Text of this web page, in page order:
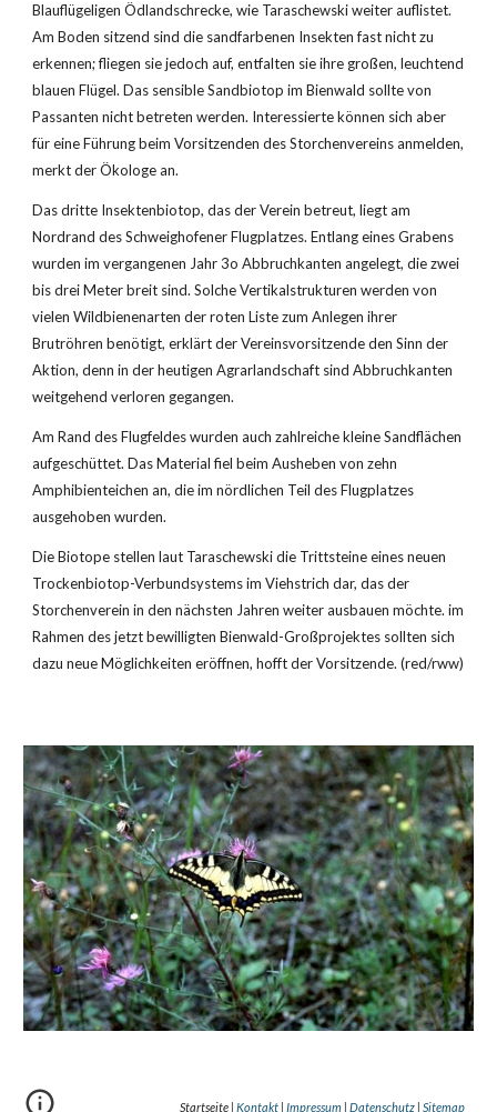
Blauflügeligen Ödlandschrecke, wie Taraschewski weiter auflistet.
Am Boden sitzend sind die sandfarbenen Insekten fast nicht zu
erkennen; fliegen sie jedoch auf, entfalten sie ihre großen, leuchtend
blauen Flügel. Das sensible Sandbiotop im Bienwald sollte von
Passanten nicht betreten werden. Interessierte können sich aber
für eine Führung beim Vorsitzenden des Storchenvereins anmelden,
merkt der Ökologe an.
Das dritte Insektenbiotop, das der Verein betreut, liegt am
Nordrand des Schweighofener Flugplatzes. Entlang eines Grabens
wurden im vergangenen Jahr 3o Abbruchkanten angelegt, die zwei
bis drei Meter breit sind. Solche Vertikalstrukturen werden von
vielen Wildbienenarten der roten Liste zum Anlegen ihrer
Brutröhren benötigt, erklärt der Vereinsvorsitzende den Sinn der
Aktion, denn in der heutigen Agrarlandschaft sind Abbruchkanten
weitgehend verloren gegangen.
Am Rand des Flugfeldes wurden auch zahlreiche kleine Sandflächen
aufgeschüttet. Das Material fiel beim Ausheben von zehn
Amphibienteichen an, die im nördlichen Teil des Flugplatzes
ausgehoben wurden.
Die Biotope stellen laut Taraschewski die Trittsteine eines neuen
Trockenbiotop-Verbundsystems im Viehstrich dar, das der
Storchenverein in den nächsten Jahren weiter ausbauen möchte. im
Rahmen des jetzt bewilligten Bienwald-Großprojektes sollten sich
dazu neue Möglichkeiten eröffnen, hofft der Vorsitzende. (red/rww)
Startseite | Kontakt| Impressum | Datenschutz| Sitemap